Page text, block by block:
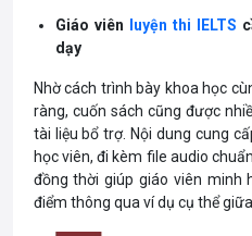
Giáo viên luyện thi IELTS
dạy
Nhờ cách trình bày khoa học
ràng, cuốn sách cũng được
tài liệu bổ trợ. Nội dung cung
học viên, đi kèm file audio
đồng thời giúp giáo viên minh
điểm thông qua ví dụ cụ thể